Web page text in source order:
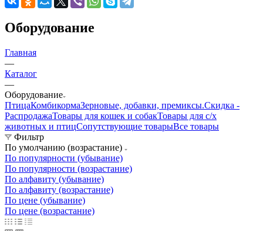
Оборудование
Главная
—
Каталог
—
Оборудование
ПтицаКомбикормаЗерновые, добавки, премиксы.Скидка -
РаспродажаТовары для кошек и собакТовары для с/х
животных и птицСопутствующие товарыВсе товары
Фильтр
По умолчанию (возрастание)
По популярности (убывание)
По популярности (возрастание)
По алфавиту (убывание)
По алфавиту (возрастание)
По цене (убывание)
По цене (возрастание)